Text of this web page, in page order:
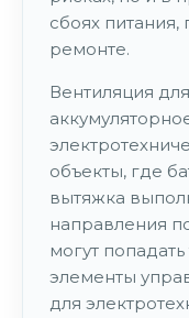
сбоях
ремонте.
Вентиляция
объекты, где
вытяжка
направления
могут
элементы
для